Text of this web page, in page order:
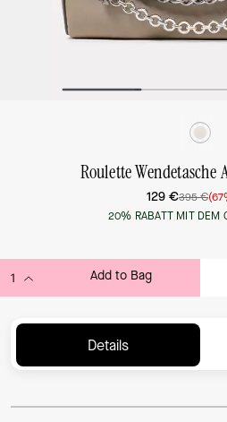
129 €395 €
20% RABATT MIT DEM
Add to Bag
Details